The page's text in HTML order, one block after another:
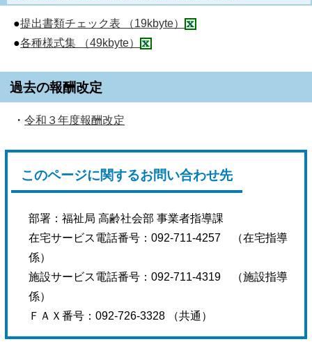
●提出書類チェック表 （19kbyte）
●各種様式集 （49kbyte）
過去の報酬改定
・令和３年度報酬改定
このページに関するお問い合わせ先
部署：福祉局 高齢社会部 事業者指導課
在宅サービス電話番号 ：092-711-4257 （在宅指導
係）
施設サービス電話番号：092-711-4319 （施設指導
係）
ＦＡＸ番号：092-726-3328 （共通）